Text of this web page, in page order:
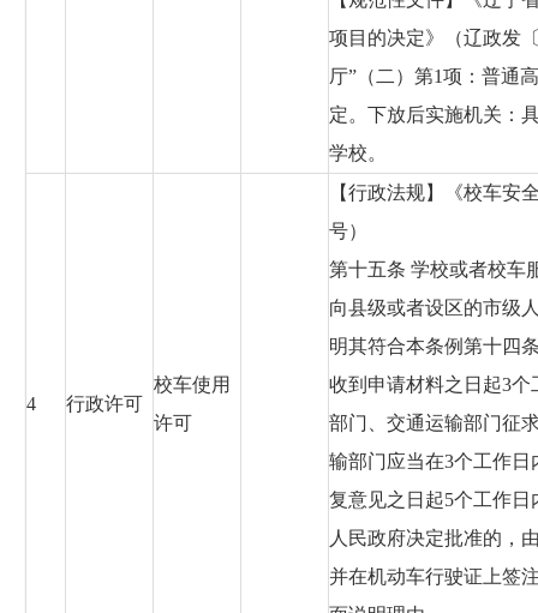
项目的决定》（辽政发
厅”（二）第1项：普通
定。下放后实施机关：
学校。
4 行政许可
校车使用
许可
【行政法规】《校车安
号）
第十五条 学校或者校车
向县级或者设区的市级
明其符合本条例第十四
收到申请材料之日起3
部门、交通运输部门征
输部门应当在3个工作
复意见之日起5个工作
人民政府决定批准的，
并在机动车行驶证上签